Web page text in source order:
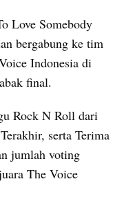
Love Somebody
bergabung ke tim
Indonesia di
final.
Rock N Roll dari
serta Terima
jumlah voting
The Voice